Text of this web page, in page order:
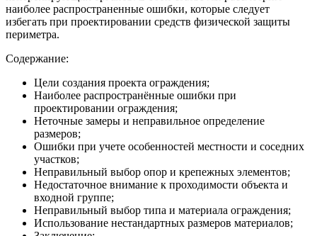
наиболее распространенные ошибки, которые следует
избегать при проектировании средств физической защиты
периметра.
Содержание:
Цели создания проекта ограждения;
Наиболее распространённые ошибки при
проектировании ограждения;
Неточные замеры и неправильное определение
размеров;
Ошибки при учете особенностей местности и соседних
участков;
Неправильный выбор опор и крепежных элементов;
Недостаточное внимание к проходимости объекта и
входной группе;
Неправильный выбор типа и материала ограждения;
Использование нестандартных размеров материалов;